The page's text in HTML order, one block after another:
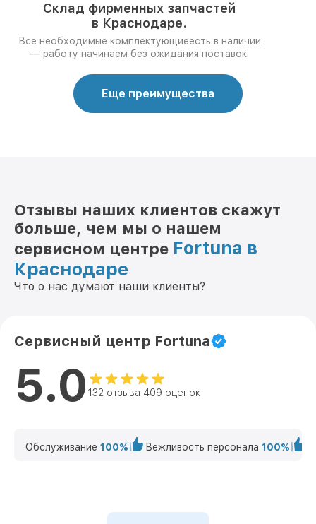
Склад фирменных запчастей
в Краснодаре.
Все необходимые комплектующиеесть в наличии
— работу начинаем без ожидания поставок.
Еще преимущества
Отзывы наших клиентов скажут
больше, чем мы о нашем
сервисном центре Fortuna в
Краснодаре
Что о нас думают наши клиенты?
Сервисный центр Fortuna
5.0 132 отзыва 409 оценок
Обслуживание 100% Вежливость персонала 100%